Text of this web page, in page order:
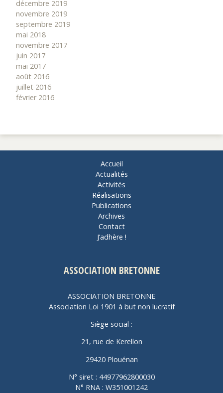
décembre 2019
novembre 2019
septembre 2019
mai 2018
novembre 2017
juin 2017
mai 2017
août 2016
juillet 2016
février 2016
Accueil
Actualités
Activités
Réalisations
Publications
Archives
Contact
J’adhère !
ASSOCIATION BRETONNE
ASSOCIATION BRETONNE
Association Loi 1901 à but non lucratif
Siège social :
21, rue de Kerellon
29420 Plouénan
N° siret : 44977962800030
N° RNA : W351001242